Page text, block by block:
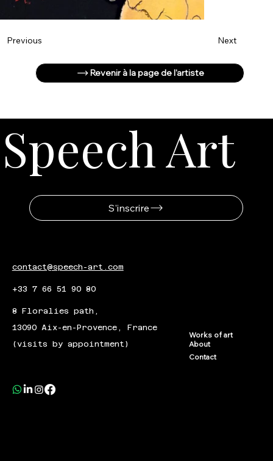
Previous Next
Revenir à la page de l'artiste
Speech Art
contact@speech-art.com
+33 7 66 51 90 80
8 Floralies path,
13090 Aix-en-Provence, France
(visits by appointment)
Works of art
About
Contact
S'inscrire